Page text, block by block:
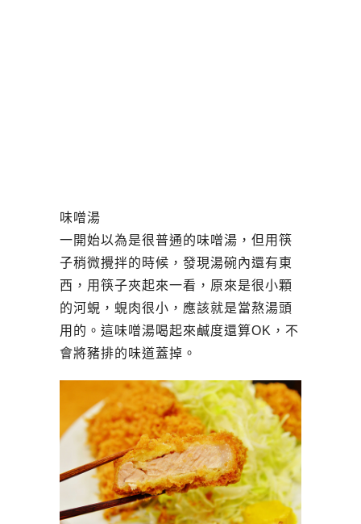
味噌湯
一開始以為是很普通的味噌湯，但用筷
子稍微攪拌的時候，發現湯碗內還有東
西，用筷子夾起來一看，原來是很小顆
的河蜆，蜆肉很小，應該就是當熬湯頭
用的。這味噌湯喝起來鹹度還算OK，不
會將豬排的味道蓋掉。